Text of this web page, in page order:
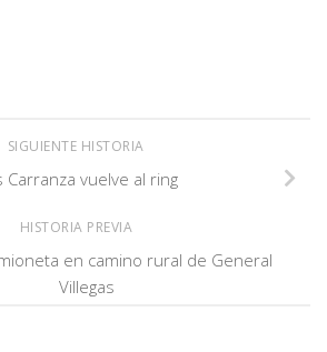
SIGUIENTE HISTORIA
Carranza vuelve al ring
HISTORIA PREVIA
en camino rural de General
Villegas